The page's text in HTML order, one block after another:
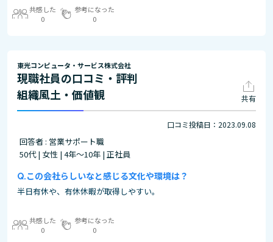
共感した
0
参考になった
0
東光コンピュータ・サービス株式会社
現職社員の口コミ・評判
組織風土・価値観
共有
口コミ投稿日：2023.09.08
回答者 : 営業サポート職
50代 | 女性 | 4年～10年 | 正社員
この会社らしいなと感じる文化や環境は？
半日有休や、有休休暇が取得しやすい。
共感した
0
参考になった
0